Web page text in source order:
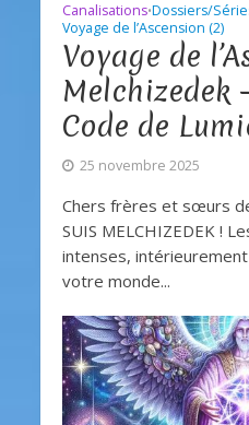
Canalisations•Dossiers/
Voyage de l’Ascension (2)
Voyage de
Melchizedek
Code de
25 novembre 2025
Chers frères et sœurs
SUIS MELCHIZEDEK !
intenses,
votre monde...